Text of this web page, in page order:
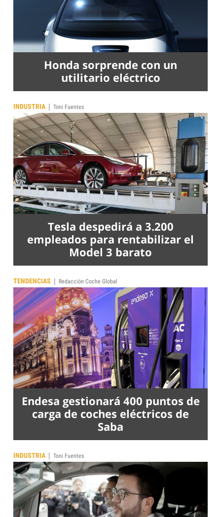
Honda sorprende con un
utilitario eléctrico
INDUSTRIA | Toni Fuentes
Tesla despedirá a 3.200
empleados para rentabilizar el
Model 3 barato
TENDENCIAS | Redacción Coche Global
Endesa gestionará 400 puntos de
carga de coches eléctricos de
Saba
INDUSTRIA | Toni Fuentes